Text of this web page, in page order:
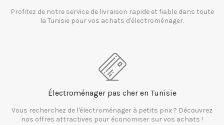
Profitez de notre service de livraison rapide et fiable dans toute
la Tunisie pour vos achats d'électroménager.
Électroménager pas cher en Tunisie
Vous recherchez de l'électroménager à petits prix ? Découvrez
nos offres attractives pour économiser sur vos achats !